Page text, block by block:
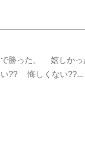
で勝った。 嬉し
い?? 悔しくない??...